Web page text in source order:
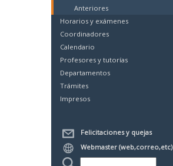
Anteriores
Horarios y exámenes
Coordinadores
Calendario
Profesores y tutorías
Departamentos
Trámites
Impresos
Felicitaciones y quejas
Webmaster (web,correo,etc)